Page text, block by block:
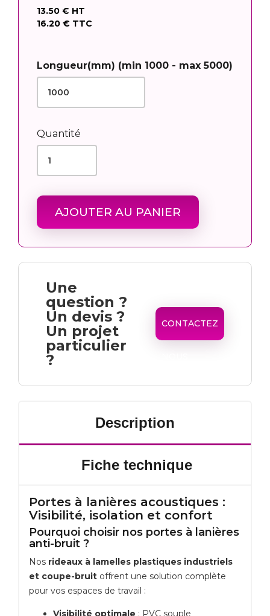
13.50 € HT
16.20 € TTC
Longueur(mm) (min 1000 - max 5000)
Quantité
AJOUTER AU PANIER
Une
question ?
Un devis ?
Un projet
particulier
?
CONTACTEZ
Description
Fiche technique
Portes à lanières acoustiques :
Visibilité, isolation et confort
Pourquoi choisir nos portes à lanières
anti-bruit ?
Nos rideaux à lamelles plastiques industriels
et coupe-bruit offrent une solution complète
pour vos espaces de travail :
Visibilité optimale : PVC souple